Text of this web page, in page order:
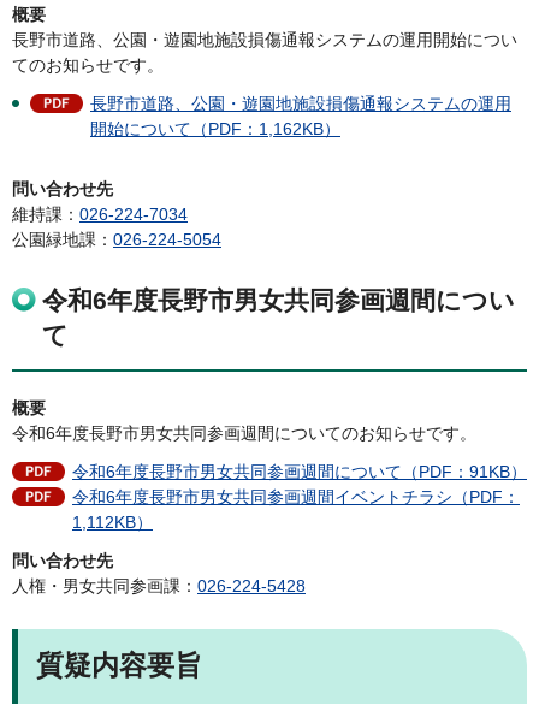
概要
長野市道路、公園・遊園地施設損傷通報システムの運用開始につい
てのお知らせです。
長野市道路、公園・遊園地施設損傷通報システムの運用
開始について（PDF：1,162KB）
問い合わせ先
維持課： 026-224-7034
公園緑地課： 026-224-5054
令和6年度長野市男女共同参画週間につい
て
概要
令和6年度長野市男女共同参画週間についてのお知らせです。
令和6年度長野市男女共同参画週間について（PDF：91KB）
令和6年度長野市男女共同参画週間イベントチラシ（PDF：
1,112KB）
問い合わせ先
人権・男女共同参画課： 026-224-5428
質疑内容要旨